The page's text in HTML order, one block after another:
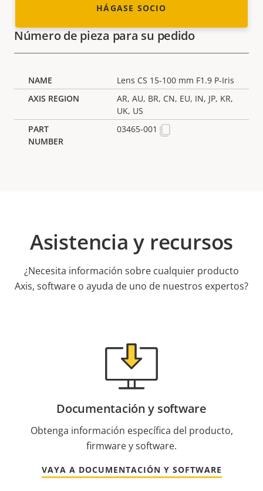
HÁGASE SOCIO
Número de pieza para su pedido
Lens CS 15-100 mm F1.9 P-Iris
AR, AU, BR, CN, EU, IN, JP, KR,
UK, US
03465-001
Asistencia y recursos
¿Necesita información sobre cualquier producto
Axis, software o ayuda de uno de nuestros expertos?
Documentación y software
Obtenga información específica del producto,
firmware y software.
VAYA A DOCUMENTACIÓN Y SOFTWARE